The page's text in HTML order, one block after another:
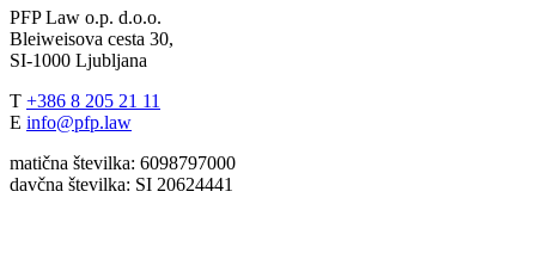
PFP Law o.p. d.o.o.
Bleiweisova cesta 30,
SI-1000 Ljubljana
T +386 8 205 21 11
E info@pfp.law
matična številka: 6098797000
davčna številka: SI 20624441